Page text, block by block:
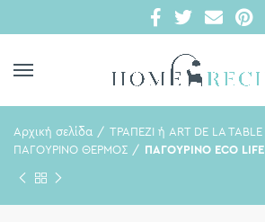
Αρχική σελίδα
ΤΡΑΠΕΖΙ ή ART DE LA TABLE
ΠΑΓΟΥΡΙΝΟ ΘΕΡΜΟΣ
ΠΑΓΟΥΡΙΝΟ ECO LIFE